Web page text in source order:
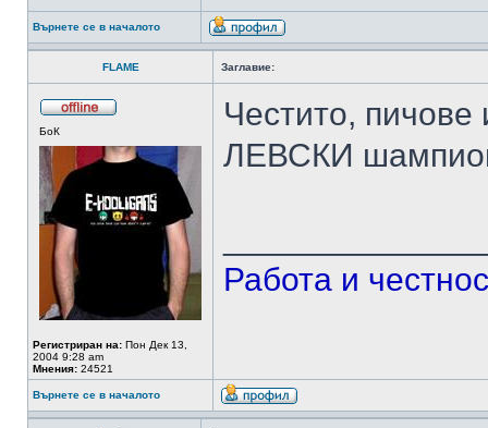
Върнете се в началото
FLAME Заглавие:
БоК
Регистриран на: Пон Дек 13,
2004 9:28 am
Мнения: 24521
Честито, пичове
ЛЕВСКИ
Работа и
Върнете се в началото